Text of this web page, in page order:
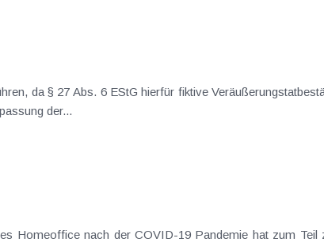
da § 27 Abs. 6 EStG hierfür fiktive
der...
Homeoffice nach der COVID-19 Pandemie hat zum Teil